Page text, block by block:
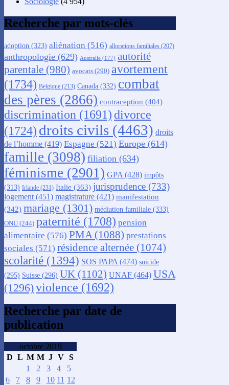
Recherche par mots-clés
adoption (323) aliénation (516) allocations familiales (207)
anthropologie (629) Australie (177) autorité
parentale (980) avocats (290) avortement
(1734) Belgique (213) Canada (332) combat
des pères (2866) contraception (404)
discrimination (1691) divorce
(1724) droits civils (4463) droits
de l’homme (419) Espagne (521) Europe (614)
famille (3098) filiation (634)
féminisme (2901) GPA (428) impôts
(313) Irlande (231) Italie (363) jurisprudence (733)
logement (451) magistrature (421) manifestation
(342) mariage (1301) médiation familiale (333)
ONU (244) paternité (1708) pension
alimentaire (576) PMA (1088) prestations
sociales (571) résidence alternée (1074)
scolarité (1394) SOS PAPA (474) suicide
(295) Suisse (296) UK (1102) UNAF (464) USA
(1296)violence (1692)
Recherche par date de
publication
octobre 2019
D L M M J V S
1
2 3 4
5
6
7 8 9 10 11 12